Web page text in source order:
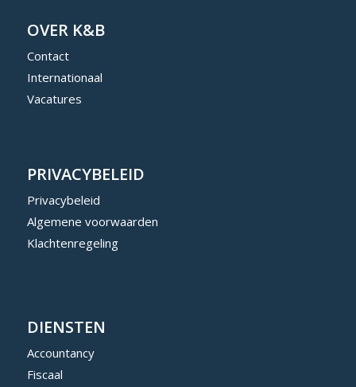
OVER K&B
Contact
Internationaal
Vacatures
PRIVACYBELEID
Privacybeleid
Algemene voorwaarden
Klachtenregeling
DIENSTEN
Accountancy
Fiscaal